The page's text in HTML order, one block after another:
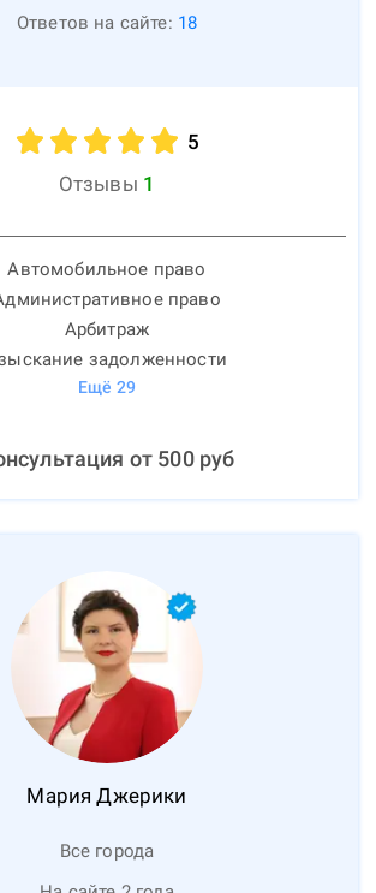
Ответов на сайте: 18
5
Отзывы 1
Автомобильное право
право
Арбитраж
задолженности
Ещё 29
от 500руб
Мария Джерики
Все города